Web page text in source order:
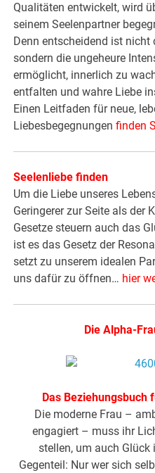
Qualitäten entwickelt, wird
seinem Seelenpartner
Denn entscheidend ist nicht
sondern die ungeheure
ermöglicht, innerlich zu
entfalten und wahre Liebe
Einen Leitfaden für neue,
Liebesbegegnungenfinden
Seelenliebe finden
Um die Liebe unseres
Geringerer zur Seite als der
Gesetze steuern auch das
ist es das Gesetz der
setzt zu unserem idealen
uns dafür zu öffnen… hier
Die Alpha-
Das Beziehungsbuch
Die moderne Frau –
engagiert – muss ihr
stellen, um auch Glück
Gegenteil: Nur wer sich